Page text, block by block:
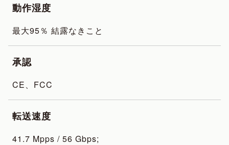
動作湿度
最大95％ 結露なきこと
承認
CE、FCC
転送速度
41.7 Mpps / 56 Gbps;